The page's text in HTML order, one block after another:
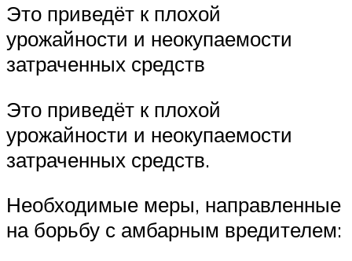
Это приведёт к плохой
урожайности и неокупаемости
затраченных средств
Это приведёт к плохой
урожайности и неокупаемости
затраченных средств.
Необходимые меры, направленные
на борьбу с амбарным вредителем: